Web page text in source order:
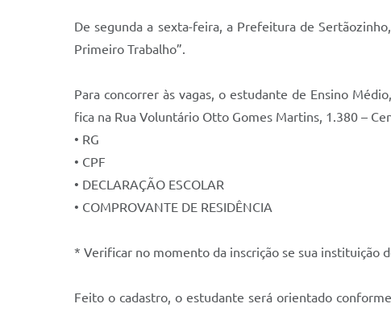
De segunda a sexta-feira, a Prefeitura de
Primeiro Trabalho”.
Para concorrer às vagas, o estudante de Ensino
fica na Rua Voluntário Otto Gomes Martins, 1.380 –
• RG
• CPF
• DECLARAÇÃO ESCOLAR
• COMPROVANTE DE RESIDÊNCIA
* Verificar no momento da inscrição se sua instituição
Feito o cadastro, o estudante será orientado